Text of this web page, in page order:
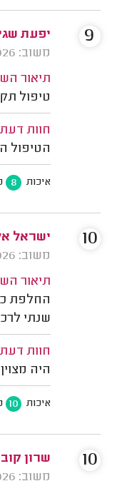
יפעת
משוב: 07/05/2026
תיאור
טיפול
חוות
הטיפול
איכות 8
9
ישראל
משוב: 20/04/2026
תיאור
החלפת
שנתי
חוות
היה
איכות 10
10
שרון
משוב: 13/04/2026
10